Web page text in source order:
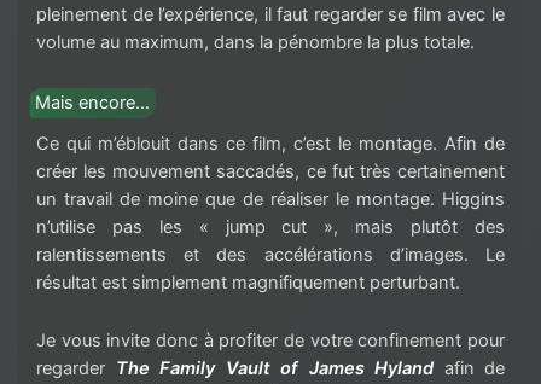
pleinement de l’expérience, il faut regarder se film avec le
volume au maximum, dans la pénombre la plus totale.
Mais encore…
Ce qui m’éblouit dans ce film, c’est le montage. Afin de
créer les mouvement saccadés, ce fut très certainement
un travail de moine que de réaliser le montage. Higgins
n’utilise pas les « jump cut », mais plutôt des
ralentissements et des accélérations d’images. Le
résultat est simplement magnifiquement perturbant.
Je vous invite donc à profiter de votre confinement pour
regarder The Family Vault of James Hyland afin de